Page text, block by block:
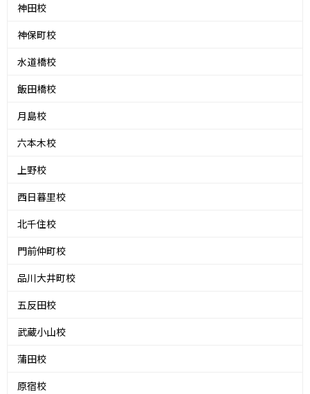
神田校
神保町校
水道橋校
飯田橋校
月島校
六本木校
上野校
西日暮里校
北千住校
門前仲町校
品川大井町校
五反田校
武蔵小山校
蒲田校
原宿校